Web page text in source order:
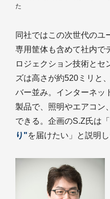
た
同社ではこの次世代のユ
専用筐体も含めて社内で
ロジェクション技術とセ
ズは高さが約520ミリと
バー並み。インターネッ
製品で、照明やエアコン
できる。企画のS.Z氏は
り"を届けたい」と説明し